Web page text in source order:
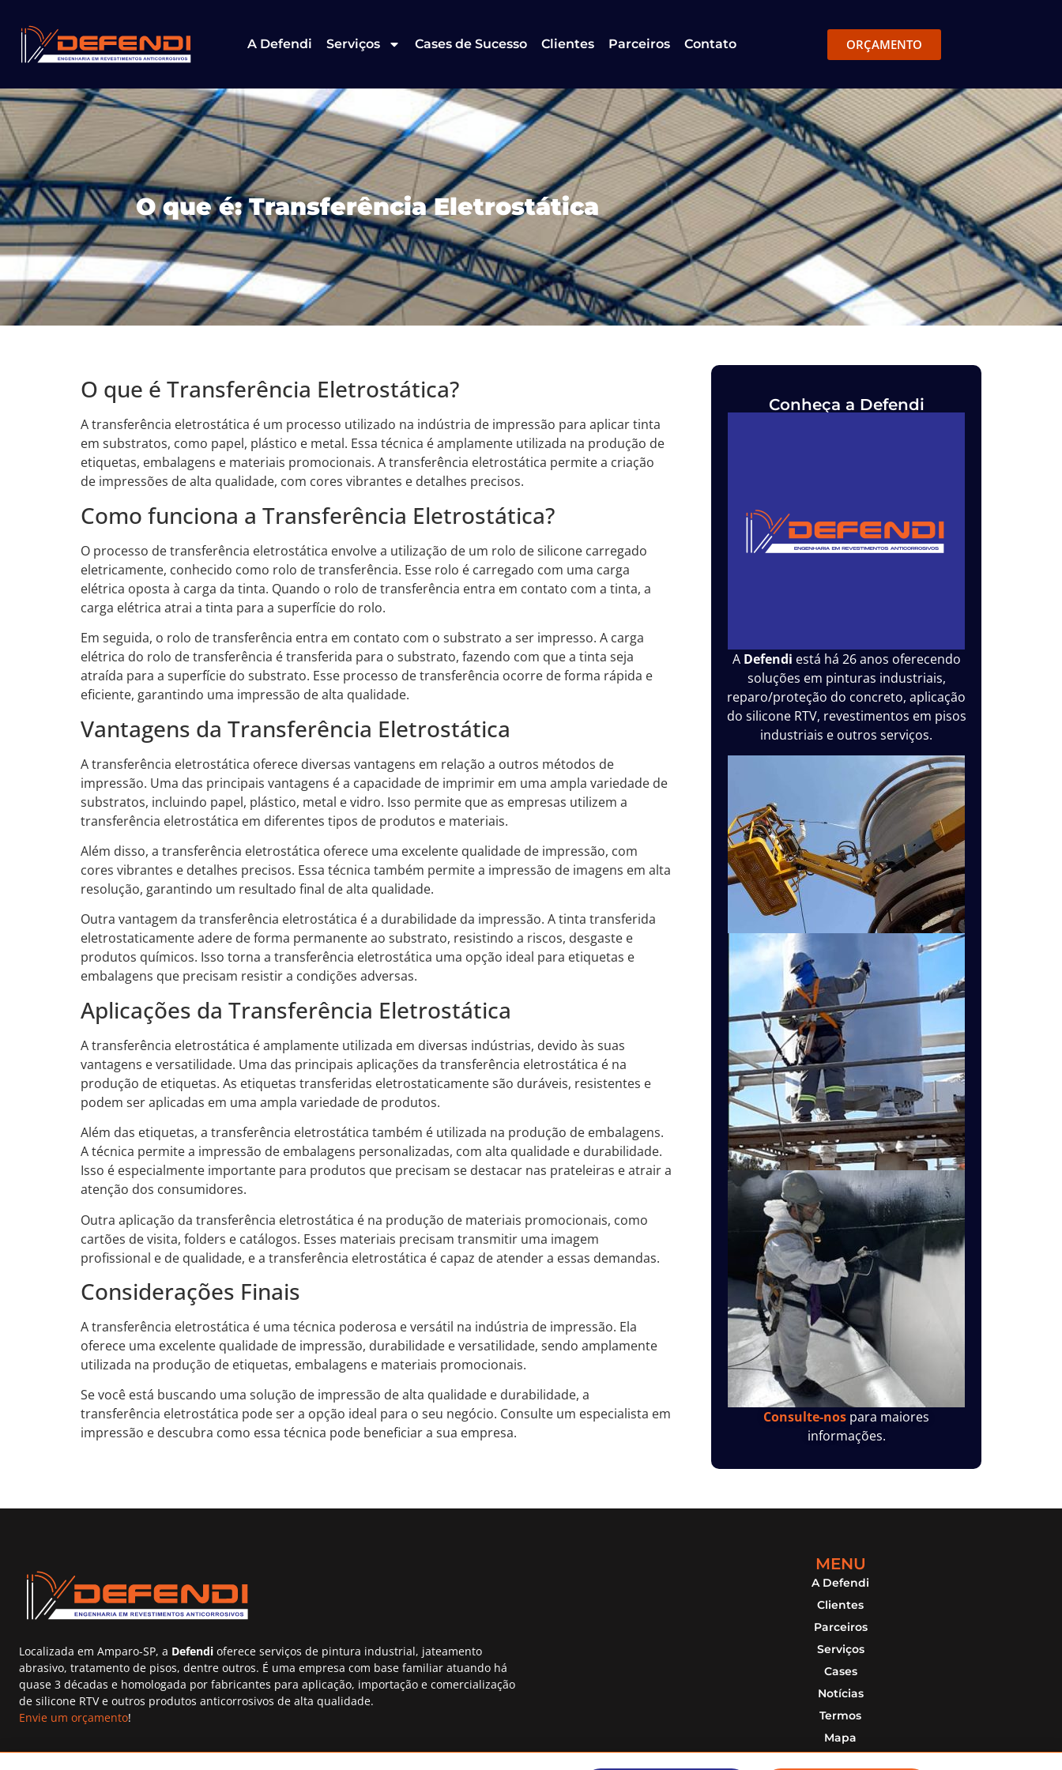
A Defendi Serviços Cases de Sucesso Clientes Parceiros Contato ORÇAMENTO
O que é: Transferência Eletrostática
O que é Transferência Eletrostática?
A transferência eletrostática é um processo utilizado na indústria de impressão para aplicar tinta
em substratos, como papel, plástico e metal. Essa técnica é amplamente utilizada na produção de
etiquetas, embalagens e materiais promocionais. A transferência eletrostática permite a criação
de impressões de alta qualidade, com cores vibrantes e detalhes precisos.
Como funciona a Transferência Eletrostática?
O processo de transferência eletrostática envolve a utilização de um rolo de silicone carregado
eletricamente, conhecido como rolo de transferência. Esse rolo é carregado com uma carga
elétrica oposta à carga da tinta. Quando o rolo de transferência entra em contato com a tinta, a
carga elétrica atrai a tinta para a superfície do rolo.
Em seguida, o rolo de transferência entra em contato com o substrato a ser impresso. A carga
elétrica do rolo de transferência é transferida para o substrato, fazendo com que a tinta seja
atraída para a superfície do substrato. Esse processo de transferência ocorre de forma rápida e
eficiente, garantindo uma impressão de alta qualidade.
Vantagens da Transferência Eletrostática
A transferência eletrostática oferece diversas vantagens em relação a outros métodos de
impressão. Uma das principais vantagens é a capacidade de imprimir em uma ampla variedade de
substratos, incluindo papel, plástico, metal e vidro. Isso permite que as empresas utilizem a
transferência eletrostática em diferentes tipos de produtos e materiais.
Além disso, a transferência eletrostática oferece uma excelente qualidade de impressão, com
cores vibrantes e detalhes precisos. Essa técnica também permite a impressão de imagens em alta
resolução, garantindo um resultado final de alta qualidade.
Outra vantagem da transferência eletrostática é a durabilidade da impressão. A tinta transferida
eletrostaticamente adere de forma permanente ao substrato, resistindo a riscos, desgaste e
produtos químicos. Isso torna a transferência eletrostática uma opção ideal para etiquetas e
embalagens que precisam resistir a condições adversas.
Aplicações da Transferência Eletrostática
A transferência eletrostática é amplamente utilizada em diversas indústrias, devido às suas
vantagens e versatilidade. Uma das principais aplicações da transferência eletrostática é na
produção de etiquetas. As etiquetas transferidas eletrostaticamente são duráveis, resistentes e
podem ser aplicadas em uma ampla variedade de produtos.
Além das etiquetas, a transferência eletrostática também é utilizada na produção de embalagens.
A técnica permite a impressão de embalagens personalizadas, com alta qualidade e durabilidade.
Isso é especialmente importante para produtos que precisam se destacar nas prateleiras e atrair a
atenção dos consumidores.
Outra aplicação da transferência eletrostática é na produção de materiais promocionais, como
cartões de visita, folders e catálogos. Esses materiais precisam transmitir uma imagem
profissional e de qualidade, e a transferência eletrostática é capaz de atender a essas demandas.
Considerações Finais
A transferência eletrostática é uma técnica poderosa e versátil na indústria de impressão. Ela
oferece uma excelente qualidade de impressão, durabilidade e versatilidade, sendo amplamente
utilizada na produção de etiquetas, embalagens e materiais promocionais.
Se você está buscando uma solução de impressão de alta qualidade e durabilidade, a
transferência eletrostática pode ser a opção ideal para o seu negócio. Consulte um especialista em
impressão e descubra como essa técnica pode beneficiar a sua empresa.
Conheça a Defendi
A Defendi está há 26 anos oferecendo
soluções em pinturas industriais,
reparo/proteção do concreto, aplicação
do silicone RTV, revestimentos em pisos
industriais e outros serviços.
Consulte-nos para maiores
informações.
Localizada em Amparo-SP, a Defendi oferece serviços de pintura industrial, jateamento
abrasivo, tratamento de pisos, dentre outros. É uma empresa com base familiar atuando há
quase 3 décadas e homologada por fabricantes para aplicação, importação e comercialização
de silicone RTV e outros produtos anticorrosivos de alta qualidade.
Envie um orçamento!
MENU
A Defendi
Clientes
Parceiros
Serviços
Cases
Notícias
Termos
Mapa